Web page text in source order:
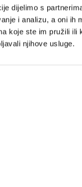
dijelimo s
i analizu, a oni ih
koje ste im pružili ili
njihove usluge.
može biti korisna
tijekom trudnoće i
ali nije jasno koje
učinkovite, a koje
Savjetovalište za
Zagreba Milan
u Hrvatskoj -
na broj 4850 555